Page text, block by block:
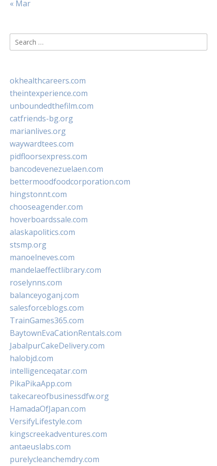
« Mar
Search
for:
okhealthcareers.com
theintexperience.com
unboundedthefilm.com
catfriends-bg.org
marianlives.org
waywardtees.com
pidfloorsexpress.com
bancodevenezuelaen.com
bettermoodfoodcorporation.com
hingstonnt.com
chooseagender.com
hoverboardssale.com
alaskapolitics.com
stsmp.org
manoelneves.com
mandelaeffectlibrary.com
roselynns.com
balanceyoganj.com
salesforceblogs.com
TrainGames365.com
BaytownEvaCationRentals.com
JabalpurCakeDelivery.com
halobjd.com
intelligenceqatar.com
PikaPikaApp.com
takecareofbusinessdfw.org
HamadaOfJapan.com
VersifyLifestyle.com
kingscreekadventures.com
antaeuslabs.com
purelycleanchemdry.com